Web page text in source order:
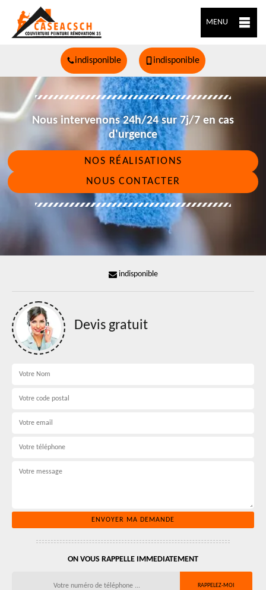
MENU
indisponible indisponible
Nous intervenons 24h/24 sur 7j/7 en cas
d'urgence
NOS RÉALISATIONS
NOUS CONTACTER
indisponible
Devis gratuit
ON VOUS RAPPELLE IMMEDIATEMENT